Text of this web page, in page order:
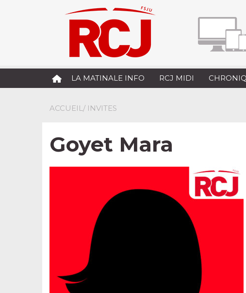
LA MATINALE INFO RCJ MIDI
ACCUEIL/ INVITES
Goyet Mara